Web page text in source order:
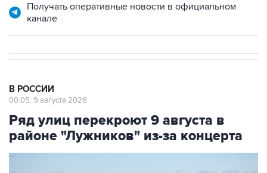
Получать оперативные новости в официальном
канале
В РОССИИ
00:05, 9 августа 2026
Ряд улиц перекроют 9 августа в
районе "Лужников" из-за концерта